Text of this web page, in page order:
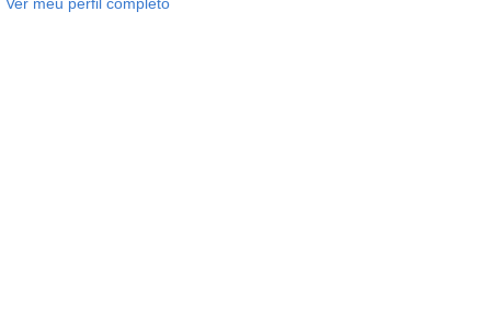
Ver meu perfil completo